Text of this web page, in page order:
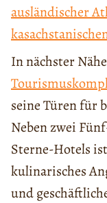
ausländischer
In nächster
seine Türen für
Neben zwei
Sterne-Hotels
kulinarisches
und